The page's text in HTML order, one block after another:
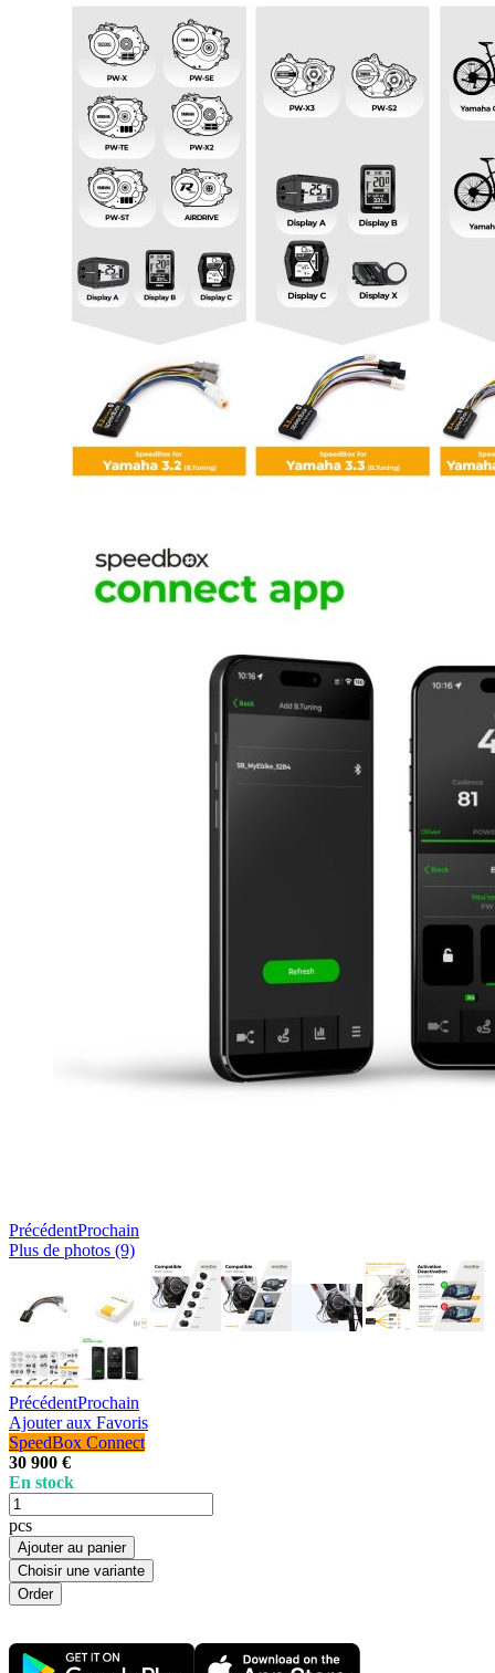
PrécédentProchain
Plus de photos (9)
PrécédentProchain
Ajouter aux Favoris
SpeedBox Connect
30 900 €
En stock
pcs
Ajouter au panier
Choisir une variante